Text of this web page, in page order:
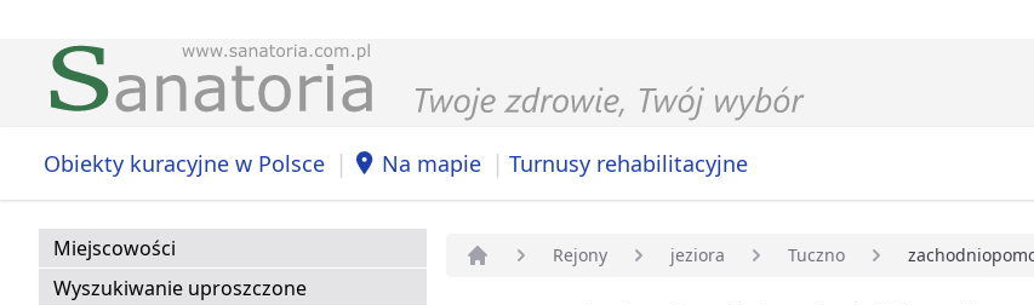
Obiekty kuracyjne w Polsce | Na mapie | Turnusy rehabilitacyjne
Miejscowości
Wyszukiwanie uproszczone
Rejony jeziora Tuczno